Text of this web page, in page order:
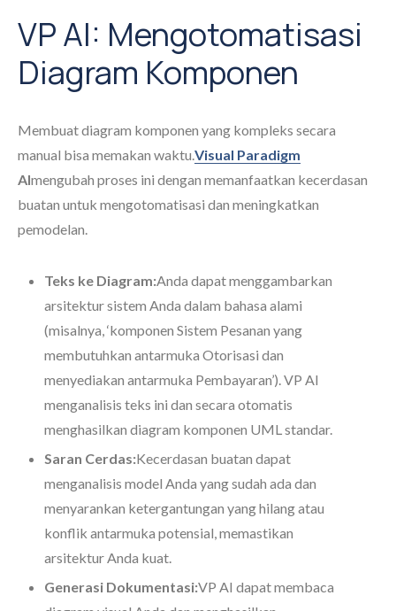
VP AI: Mengotomatisasi
Diagram Komponen
Membuat diagram komponen yang kompleks secara
manual bisa memakan waktu. Visual Paradigm
AImengubah proses ini dengan memanfaatkan kecerdasan
buatan untuk mengotomatisasi dan meningkatkan
pemodelan.
Teks ke Diagram:Anda dapat menggambarkan
arsitektur sistem Anda dalam bahasa alami
(misalnya, ‘komponen Sistem Pesanan yang
membutuhkan antarmuka Otorisasi dan
menyediakan antarmuka Pembayaran’). VP AI
menganalisis teks ini dan secara otomatis
menghasilkan diagram komponen UML standar.
Saran Cerdas:Kecerdasan buatan dapat
menganalisis model Anda yang sudah ada dan
menyarankan ketergantungan yang hilang atau
konflik antarmuka potensial, memastikan
arsitektur Anda kuat.
Generasi Dokumentasi:VP AI dapat membaca